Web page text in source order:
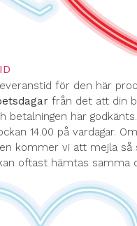
för den här
från det att din
betalningen har
14.00 på vardagar.
kommer vi att mejla så
oftast hämtas samma